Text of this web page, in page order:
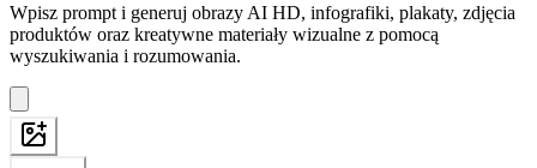
Wpisz prompt i generuj obrazy AI HD, infografiki, plakaty, zdjęcia
produktów oraz kreatywne materiały wizualne z pomocą
wyszukiwania i rozumowania.